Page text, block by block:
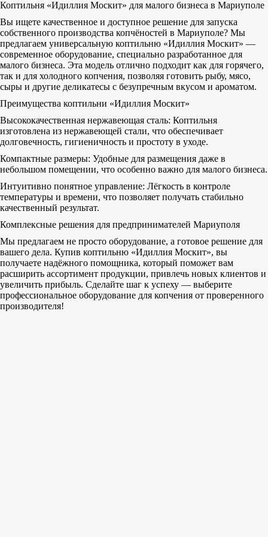
Коптильня «Идиллия Москит» для малого бизнеса в Мариуполе
Вы ищете качественное и доступное решение для запуска
собственного производства копчёностей в Мариуполе? Мы
предлагаем универсальную коптильню «Идиллия Москит» —
современное оборудование, специально разработанное для
малого бизнеса. Эта модель отлично подходит как для горячего,
так и для холодного копчения, позволяя готовить рыбу, мясо,
сыры и другие деликатесы с безупречным вкусом и ароматом.
Преимущества коптильни «Идиллия Москит»
Высококачественная нержавеющая сталь: Коптильня
изготовлена из нержавеющей стали, что обеспечивает
долговечность, гигиеничность и простоту в уходе.
Компактные размеры: Удобные для размещения даже в
небольшом помещении, что особенно важно для малого бизнеса.
Интуитивно понятное управление: Лёгкость в контроле
температуры и времени, что позволяет получать стабильно
качественный результат.
Комплексные решения для предпринимателей Мариуполя
Мы предлагаем не просто оборудование, а готовое решение для
вашего дела. Купив коптильню «Идиллия Москит», вы
получаете надёжного помощника, который поможет вам
расширить ассортимент продукции, привлечь новых клиентов и
увеличить прибыль. Сделайте шаг к успеху — выберите
профессиональное оборудование для копчения от проверенного
производителя!